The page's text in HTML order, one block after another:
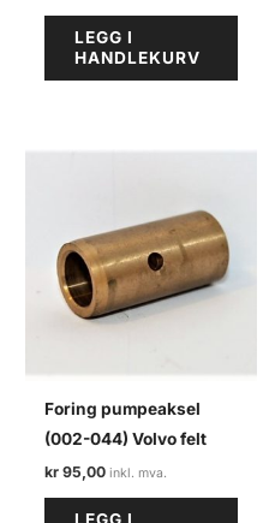
LEGG I
HANDLEKURV
Foring pumpeaksel
(002-044) Volvo felt
kr 95,00
LEGG I